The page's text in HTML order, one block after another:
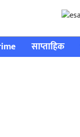
साप्ताहिक